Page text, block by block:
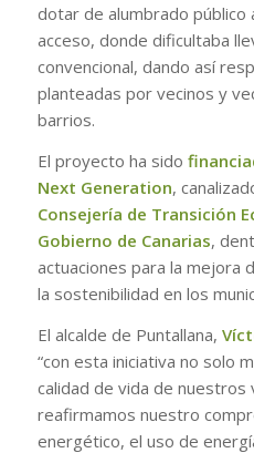
dotar de alumbrado público
acceso, donde dificultaba
convencional, dando así
planteadas por vecinos y
barrios.
El proyecto ha sido
Next Generation,
Consejería de Transición
Gobierno de Canarias,
actuaciones para la mejora
la sostenibilidad en los
El alcalde de Puntallana,
“con esta iniciativa no solo
calidad de vida de nuestros
reafirmamos nuestro
energético, el uso de